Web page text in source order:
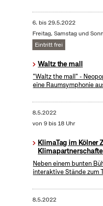
6. bis29.5.2022
Freitag, Samstag und
Eintritt frei
Waltz the mall
"Waltz the mall" -
eine Raumsymphonie
8.5.2022
von 9 bis 18 Uhr
KlimaTag im Kölner
Neben einem bunten
interaktive Stände zum
8.5.2022